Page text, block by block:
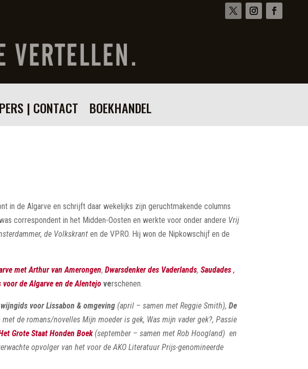
PERS | CONTACT BOEKHANDEL
in de Algarve en schrijft daar wekelijks zijn geruchtmakende columns
correspondent in het Midden-Oosten en werkte voor onder andere Vrij
de Volkskranten de VPRO. Hij won de Nipkowschijf en de
met Arthur van Amerongen, Dwarsdenker des Vaderlands, Saudades,
voor de Algarve en de Alentejoverschenen.
voor Lissabon & omgeving(april – samen met Reggie Smith), De
de romans/novelles Mijn moeder is gek, Was mijn vader gek?, Passie
Grote Staat Honden Boek(september – samen met Rob Hoogland) en
opvolger van het voor de AKO Literatuur Prijs-genomineerde